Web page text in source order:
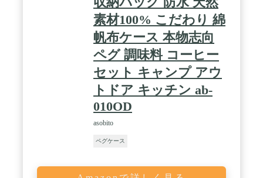
素材100% こだわり 綿
帆布ケース 本物志向
ペグ 調味料 コーヒー
セット キャンプ アウ
トドア キッチン ab-
010OD
asobito
ペグケース